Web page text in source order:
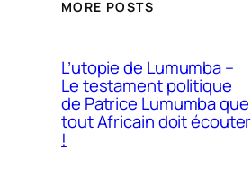
MORE POSTS
L’utopie de Lumumba –
Le testament politique
de Patrice Lumumba que
tout Africain doit écouter
!